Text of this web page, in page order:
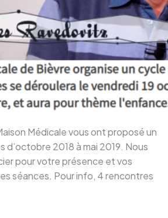
Médicale vous ont proposé un
2018 à mai 2019. Nous
pour votre présence et vos
séances. Pour info, 4 rencontres